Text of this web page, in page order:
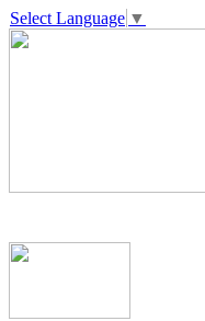
Select Language ▼